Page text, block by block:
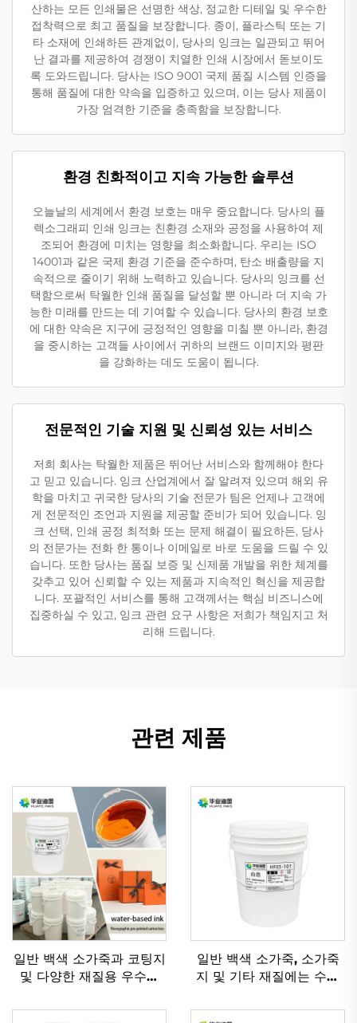
산하는 모든 인쇄물은 선명한 색상, 정교한 디테일 및 우수한
접착력으로 최고 품질을 보장합니다. 종이, 플라스틱 또는 기
타 소재에 인쇄하든 관계없이, 당사의 잉크는 일관되고 뛰어
난 결과를 제공하여 경쟁이 치열한 인쇄 시장에서 돋보이도
록 도와드립니다. 당사는 ISO 9001 국제 품질 시스템 인증을
통해 품질에 대한 약속을 입증하고 있으며, 이는 당사 제품이
가장 엄격한 기준을 충족함을 보장합니다.
환경 친화적이고 지속 가능한 솔루션
오늘날의 세계에서 환경 보호는 매우 중요합니다. 당사의 플
렉소그래피 인쇄 잉크는 친환경 소재와 공정을 사용하여 제
조되어 환경에 미치는 영향을 최소화합니다. 우리는 ISO
14001과 같은 국제 환경 기준을 준수하며, 탄소 배출량을 지
속적으로 줄이기 위해 노력하고 있습니다. 당사의 잉크를 선
택함으로써 탁월한 인쇄 품질을 달성할 뿐 아니라 더 지속 가
능한 미래를 만드는 데 기여할 수 있습니다. 당사의 환경 보호
에 대한 약속은 지구에 긍정적인 영향을 미칠 뿐 아니라, 환경
을 중시하는 고객들 사이에서 귀하의 브랜드 이미지와 평판
을 강화하는 데도 도움이 됩니다.
전문적인 기술 지원 및 신뢰성 있는 서비스
저희 회사는 탁월한 제품은 뛰어난 서비스와 함께해야 한다
고 믿고 있습니다. 잉크 산업계에서 잘 알려져 있으며 해외 유
학을 마치고 귀국한 당사의 기술 전문가 팀은 언제나 고객에
게 전문적인 조언과 지원을 제공할 준비가 되어 있습니다. 잉
크 선택, 인쇄 공정 최적화 또는 문제 해결이 필요하든, 당사
의 전문가는 전화 한 통이나 이메일로 바로 도움을 드릴 수 있
습니다. 또한 당사는 품질 보증 및 신제품 개발을 위한 체계를
갖추고 있어 신뢰할 수 있는 제품과 지속적인 혁신을 제공합
니다. 포괄적인 서비스를 통해 고객께서는 핵심 비즈니스에
집중하실 수 있고, 잉크 관련 요구 사항은 저희가 책임지고 처
리해 드립니다.
관련 제품
일반 백색 소가죽과 코팅지
및 다양한 재질용 우수한
일반 백색 소가죽, 소가죽
지 및 기타 재질에는 수성
에 매우 적합합니다.